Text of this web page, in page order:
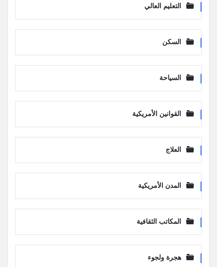
التعليم العالي
السكن
السياحة
القوانين الأمريكية
العلاج
المدن الأمريكية
المكاتب الثقافية
هجرة ولجوء